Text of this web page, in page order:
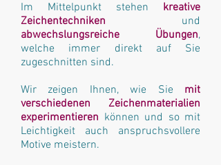
Im Mittelpunkt stehen kreative
Zeichentechniken und
abwechslungsreiche Übungen,
welche immer direkt auf Sie
zugeschnitten sind.
Wir zeigen Ihnen, wie Sie mit
verschiedenen Zeichenmaterialien
experimentieren können und so mit
Leichtigkeit auch anspruchsvollere
Motive meistern.